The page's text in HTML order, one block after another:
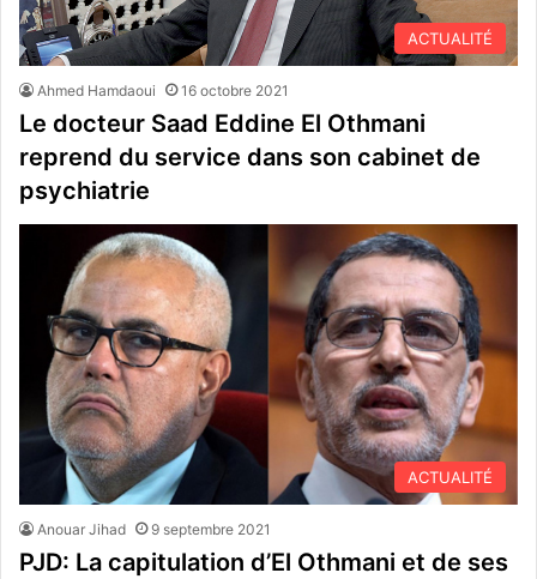
ACTUALITÉ
Ahmed Hamdaoui 16 octobre 2021
Le docteur Saad Eddine El Othmani
reprend du service dans son cabinet de
psychiatrie
ACTUALITÉ
Anouar Jihad 9 septembre 2021
PJD: La capitulation d’El Othmani et de ses